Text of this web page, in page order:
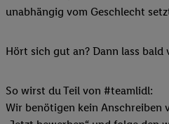
unabhängig vom Geschlecht
Hört sich gut an? Dann lass bald
So wirst du Teil von #teamlidl:
Wir benötigen kein Anschreiben